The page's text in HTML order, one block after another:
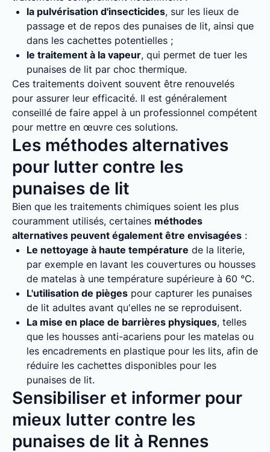
la pulvérisation d'insecticides, sur les lieux de
passage et de repos des punaises de lit, ainsi que
dans les cachettes potentielles ;
le traitement à la vapeur, qui permet de tuer les
punaises de lit par choc thermique.
Ces traitements doivent souvent être renouvelés
pour assurer leur efficacité. Il est généralement
conseillé de faire appel à un professionnel compétent
pour mettre en œuvre ces solutions.
Les méthodes alternatives
pour lutter contre les
punaises de lit
Bien que les traitements chimiques soient les plus
couramment utilisés, certaines méthodes
alternatives peuvent également être envisagées :
Le nettoyage à haute température de la literie,
par exemple en lavant les couvertures ou housses
de matelas à une température supérieure à 60 °C.
L'utilisation de pièges pour capturer les punaises
de lit adultes avant qu'elles ne se reproduisent.
La mise en place de barrières physiques, telles
que les housses anti-acariens pour les matelas ou
les encadrements en plastique pour les lits, afin de
réduire les cachettes disponibles pour les
punaises de lit.
Sensibiliser et informer pour
mieux lutter contre les
punaises de lit à Rennes